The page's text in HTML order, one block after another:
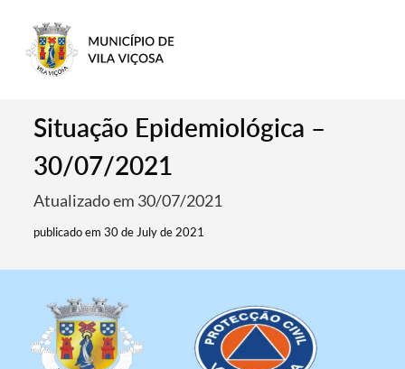
Situação Epidemiológica –
30/07/2021
Atualizado em 30/07/2021
publicado em 30 de July de 2021